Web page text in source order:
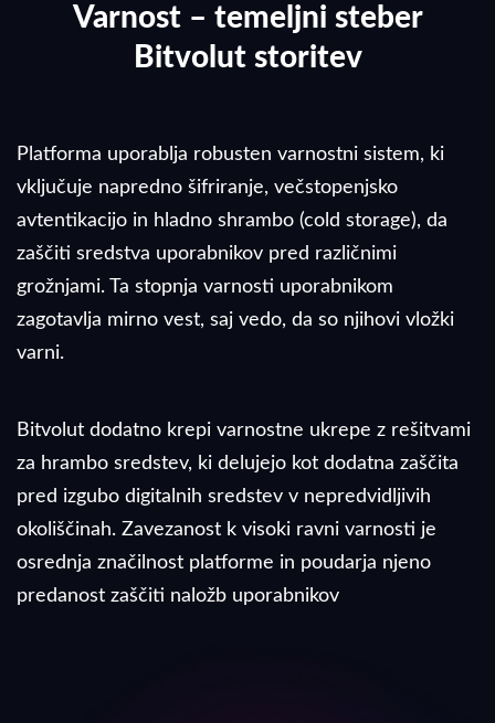
Varnost – temeljni steber
Bitvolut storitev
Platforma uporablja robusten varnostni sistem, ki
vključuje napredno šifriranje, večstopenjsko
avtentikacijo in hladno shrambo (cold storage), da
zaščiti sredstva uporabnikov pred različnimi
grožnjami. Ta stopnja varnosti uporabnikom
zagotavlja mirno vest, saj vedo, da so njihovi vložki
varni.
Bitvolut dodatno krepi varnostne ukrepe z rešitvami
za hrambo sredstev, ki delujejo kot dodatna zaščita
pred izgubo digitalnih sredstev v nepredvidljivih
okoliščinah. Zavezanost k visoki ravni varnosti je
osrednja značilnost platforme in poudarja njeno
predanost zaščiti naložb uporabnikov